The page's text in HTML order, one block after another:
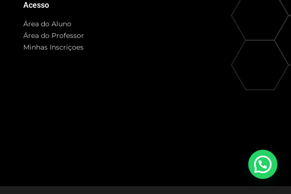
Acesso
Área do Aluno
Área do Professor
Minhas Inscriçoes